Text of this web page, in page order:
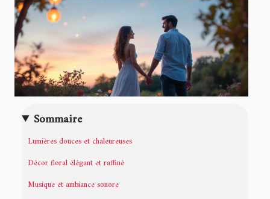
Sommaire
Lumières douces et chaleureuses
Décor floral élégant et raffiné
Musique et ambiance sonore